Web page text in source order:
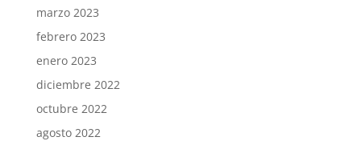
marzo 2023
febrero 2023
enero 2023
diciembre 2022
octubre 2022
agosto 2022